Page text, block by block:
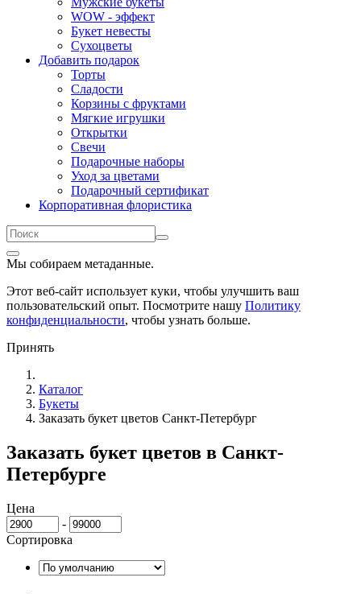
WOW - эффект
Букет невесты
Сухоцветы
Добавить подарок
Торты
Сладости
Корзины с фруктами
Мягкие игрушки
Открытки
Свечи
Подарочные наборы
Уход за цветами
Подарочный сертификат
Корпоративная флористика
Мы собираем метаданные.
Этот веб-сайт использует куки, чтобы улучшить ваш
пользовательский опыт. Посмотрите нашу Политику
конфиденциальности, чтобы узнать больше.
Принять
Каталог
Букеты
Заказать букет цветов Санкт-Петербург
Заказать букет цветов в Санкт-
Петербурге
Цена
-
Сортировка